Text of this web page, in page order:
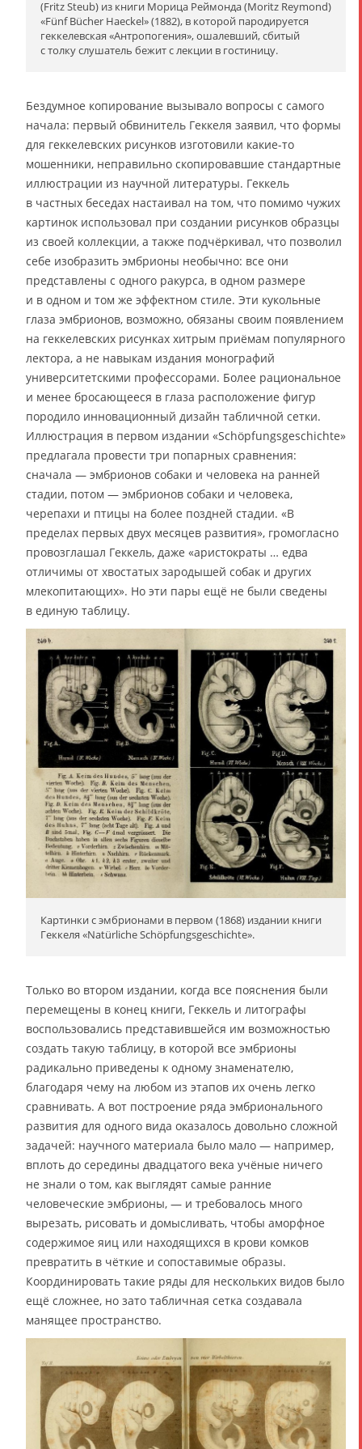
(Fritz Steub) из книги Морица Реймонда (Moritz Reymond)
«Fünf Bücher Haeckel» (1882), в которой пародируется
геккелевская «Антропогения», ошалевший, сбитый
с толку слушатель бежит с лекции в гостиницу.
Бездумное копирование вызывало вопросы с самого
начала: первый обвинитель Геккеля заявил, что формы
для геккелевских рисунков изготовили какие-то
мошенники, неправильно скопировавшие стандартные
иллюстрации из научной литературы. Геккель
в частных беседах настаивал на том, что помимо чужих
картинок использовал при создании рисунков образцы
из своей коллекции, а также подчёркивал, что позволил
себе изобразить эмбрионы необычно: все они
представлены с одного ракурса, в одном размере
и в одном и том же эффектном стиле. Эти кукольные
глаза эмбрионов, возможно, обязаны своим появлением
на геккелевских рисунках хитрым приёмам популярного
лектора, а не навыкам издания монографий
университетскими профессорами. Более рациональное
и менее бросающееся в глаза расположение фигур
породило инновационный дизайн табличной сетки.
Иллюстрация в первом издании «Schöpfungsgeschichte»
предлагала провести три попарных сравнения:
сначала — эмбрионов собаки и человека на ранней
стадии, потом — эмбрионов собаки и человека,
черепахи и птицы на более поздней стадии. «В
пределах первых двух месяцев развития», громогласно
провозглашал Геккель, даже «аристократы … едва
отличимы от хвостатых зародышей собак и других
млекопитающих». Но эти пары ещё не были сведены
в единую таблицу.
Картинки с эмбрионами в первом (1868) издании книги
Геккеля «Natürliche Schöpfungsgeschichte».
Только во втором издании, когда все пояснения были
перемещены в конец книги, Геккель и литографы
воспользовались представившейся им возможностью
создать такую таблицу, в которой все эмбрионы
радикально приведены к одному знаменателю,
благодаря чему на любом из этапов их очень легко
сравнивать. А вот построение ряда эмбрионального
развития для одного вида оказалось довольно сложной
задачей: научного материала было мало — например,
вплоть до середины двадцатого века учёные ничего
не знали о том, как выглядят самые ранние
человеческие эмбрионы, — и требовалось много
вырезать, рисовать и домысливать, чтобы аморфное
содержимое яиц или находящихся в крови комков
превратить в чёткие и сопоставимые образы.
Координировать такие ряды для нескольких видов было
ещё сложнее, но зато табличная сетка создавала
манящее пространство.